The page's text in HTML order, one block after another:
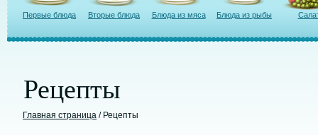
Первые блюда Вторые блюда Блюда из мяса Блюда из рыбы
Рецепты
Главная страница / Рецепты